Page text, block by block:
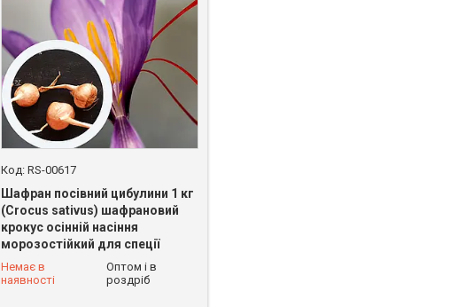
RS-00617
Шафран посівний цибулини 1 кг
(Crocus sativus) шафрановий
крокус осінній насіння
морозостійкий для спеції
Немає в
наявності
Оптом і в
роздріб
0 (800) 33-54-74